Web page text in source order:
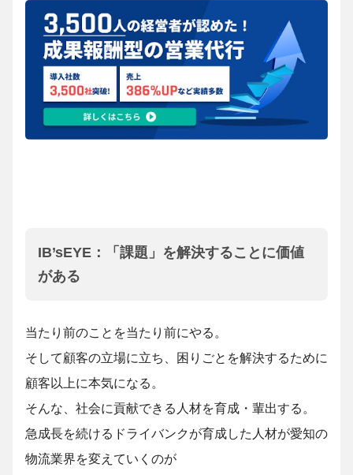
IB’sEYE ：「課題」を解決することに価値
がある
当たり前のことを当たり前にやる。
そして顧客の立場に立ち、困りごとを解決するために
顧客以上に本気になる。
そんな、社会に貢献できる人材を育成・輩出する。
急成長を続けるドライバンクが育成した人材が愛知の
物流業界を変えていくのが